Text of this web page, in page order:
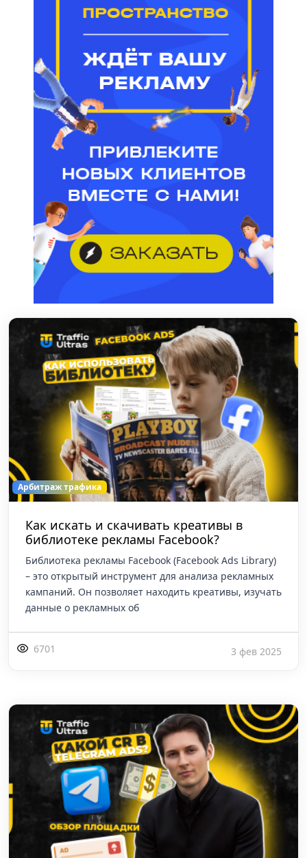
Арбитраж трафика
Как искать и скачивать креативы в
библиотеке рекламы Facebook?
Библиотека рекламы Facebook (Facebook Ads Library)
– это открытый инструмент для анализа рекламных
кампаний. Он позволяет находить креативы, изучать
данные о рекламных об
6701 3 фев 2025